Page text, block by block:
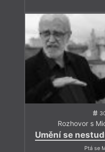
Rozhovor s
Umění se
Ptá se